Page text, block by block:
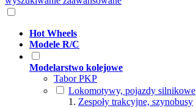
Hot Wheels
Modele R/C
Modelarstwo kolejowe
Tabor PKP
Lokomotywy, pojazdy silnikowe
Zespoły trakcyjne, szynobusy